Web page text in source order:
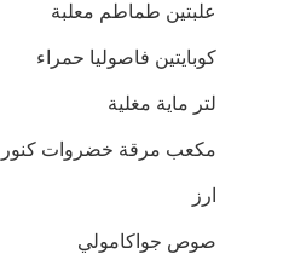
علبتين طماطم معلبة
كوبايتين فاصوليا حمراء
لتر ماية مغلية
مكعب مرقة خضروات كنور
ارز
صوص جواكامولي